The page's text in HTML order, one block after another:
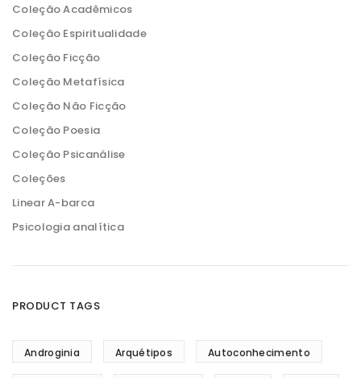
Coleção Acadêmicos
Coleção Espiritualidade
Coleção Ficção
Coleção Metafísica
Coleção Não Ficção
Coleção Poesia
Coleção Psicanálise
Coleções
Linear A-barca
Psicologia analítica
PRODUCT TAGS
Androginia Arquétipos Autoconhecimento